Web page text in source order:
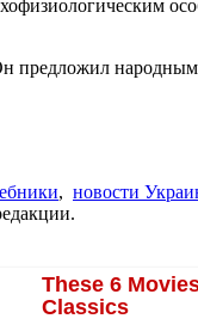
предложил народным
, новости